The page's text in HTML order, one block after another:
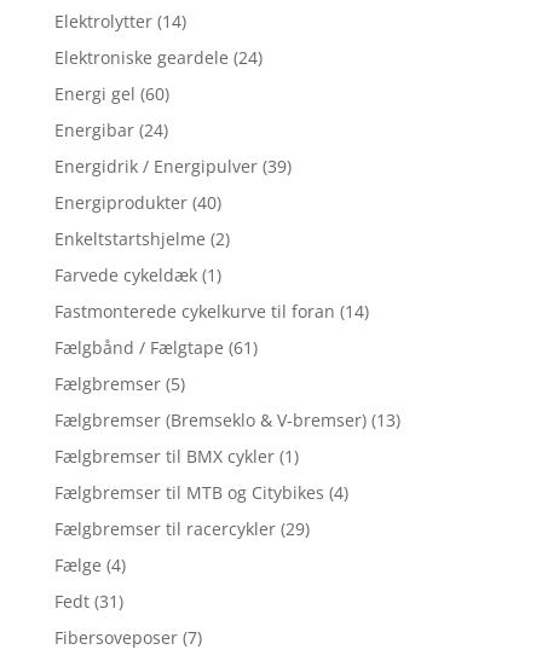
Elektrolytter (14)
Elektroniske geardele (24)
Energi gel (60)
Energibar (24)
Energidrik / Energipulver (39)
Energiprodukter (40)
Enkeltstartshjelme (2)
Farvede cykeldæk (1)
Fastmonterede cykelkurve til foran (14)
Fælgbånd / Fælgtape (61)
Fælgbremser (5)
Fælgbremser (Bremseklo & V-bremser) (13)
Fælgbremser til BMX cykler (1)
Fælgbremser til MTB og Citybikes (4)
Fælgbremser til racercykler (29)
Fælge (4)
Fedt (31)
Fibersoveposer (7)